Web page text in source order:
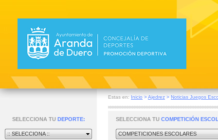
Estas en: Inicio >Ajedrez > Noticias Juegos
SELECCIONA TU DEPORTE:
:: SELECCIONA ::
SELECCIONA TU COMPETICIÓN
COMPETICIONES ESCOLARES